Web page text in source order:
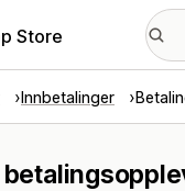
Store
Innbetalinger